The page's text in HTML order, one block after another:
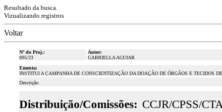
Resultado da busca.
Vizualizando registros
Voltar
Nº do Proj.:
895/23
Autor:
GABRIELLA AGUIAR
Ementa:
INSTITUI A CAMPANHA DE CONSCIENTIZAÇÃO DA DOAÇÃO DE ÓRGÃOS E TECIDOS
Descrição:
Distribuição/Comissões: CCJR/CPSS/